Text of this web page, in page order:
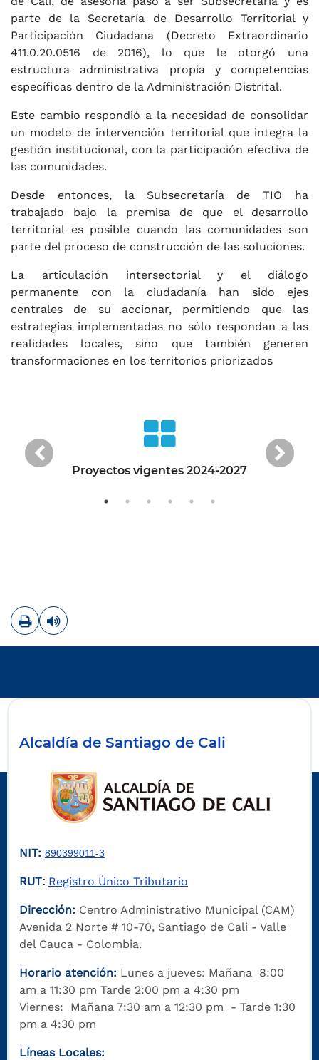
parte de la Secretaría de Desarrollo Territorial y
Participación Ciudadana (Decreto Extraordinario
411.0.20.0516 de 2016), lo que le otorgó una
estructura administrativa propia y competencias
específicas dentro de la Administración Distrital.
Este cambio respondió a la necesidad de consolidar
un modelo de intervención territorial que integra la
gestión institucional, con la participación efectiva de
las comunidades.
Desde entonces, la Subsecretaría de TIO ha
trabajado bajo la premisa de que el desarrollo
territorial es posible cuando las comunidades son
parte del proceso de construcción de las soluciones.
La articulación intersectorial y el diálogo
permanente con la ciudadanía han sido ejes
centrales de su accionar, permitiendo que las
estrategias implementadas no sólo respondan a las
realidades locales, sino que también generen
transformaciones en los territorios priorizados
Proyectos vigentes 2024-2027
ImprimirLeer contenido
Alcaldía de Santiago de Cali
NIT: 890399011-3
RUT: Registro Único Tributario
Dirección: Centro Administrativo Municipal (CAM)
Avenida 2 Norte # 10-70, Santiago de Cali - Valle
del Cauca - Colombia.
Horario atención: Lunes a jueves: Mañana 8:00
am a 11:30 pm Tarde 2:00 pm a 4:30 pm
Viernes: Mañana 7:30 am a 12:30 pm - Tarde 1:30
pm a 4:30 pm
Líneas Locales: